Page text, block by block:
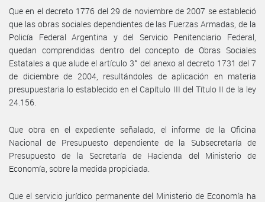
Que en el decreto 1776 del 29 de noviembre de 2007 se estableció
que las obras sociales dependientes de las Fuerzas Armadas, de la
Policía Federal Argentina y del Servicio Penitenciario Federal,
quedan comprendidas dentro del concepto de Obras Sociales
Estatales a que alude el artículo 3° del anexo al decreto 1731 del 7
de diciembre de 2004, resultándoles de aplicación en materia
presupuestaria lo establecido en el Capítulo III del Título II de la ley
24.156.
Que obra en el expediente señalado, el informe de la Oficina
Nacional de Presupuesto dependiente de la Subsecretaría de
Presupuesto de la Secretaría de Hacienda del Ministerio de
Economía, sobre la medida propiciada.
Que el servicio jurídico permanente del Ministerio de Economía ha